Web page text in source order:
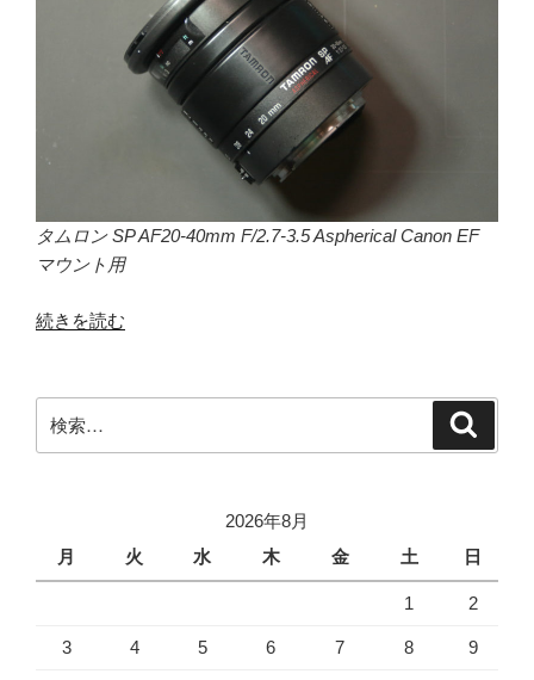
タムロン SP AF20-40mm F/2.7-3.5 Aspherical Canon EF
マウント用
“レ
修
理：
SP
続きを読む
索:
2026年8月
月
火 水 木 金 土 日
1 2
3 4 5 6 7 8 9